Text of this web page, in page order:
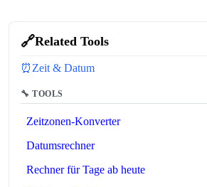
🔗Related Tools
⏰ Zeit & Datum
🔧 TOOLS
Zeitzonen-Konverter
Datumsrechner
Rechner für Tage ab heute